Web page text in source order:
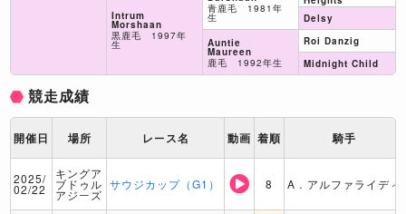
Intrum
Morshaan
黒鹿毛 1997年
生
青鹿毛 1981年
生
Auntie
Maureen
鹿毛 1992年生
Delsy
Roi Danzig
Midnight Child
競走成績
開催日 場所 レース名 動画 着順 騎手
2025/
02/22
キングア
ブドゥル
アジーズ
サウジカップ（G1） 8 A．アルファライディ